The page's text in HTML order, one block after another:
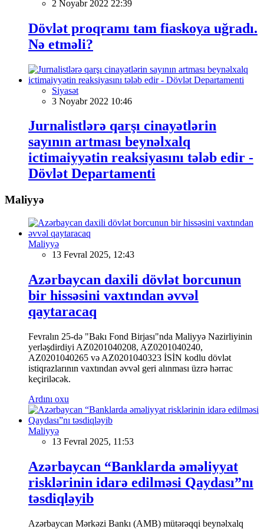
2 Noyabr 2022 22:39
Dövlət proqramı tam fiaskoya uğradı.
Nə etməli?
Siyasət
3 Noyabr 2022 10:46
Jurnalistlərə qarşı cinayətlərin
sayının artması beynəlxalq
ictimaiyyətin reaksiyasını tələb edir -
Dövlət Departamenti
Maliyyə
Maliyyə
13 Fevral 2025, 12:43
Azərbaycan daxili dövlət borcunun
bir hissəsini vaxtından əvvəl
qaytaracaq
Fevralın 25-də "Bakı Fond Birjası"nda Maliyyə Nazirliyinin
yerləşdirdiyi AZ0201040208, AZ0201040240,
AZ0201040265 və AZ0201040323 İSİN kodlu dövlət
istiqrazlarının vaxtından əvvəl geri alınması üzrə hərrac
keçiriləcək.
Ardını oxu
Maliyyə
13 Fevral 2025, 11:53
Azərbaycan “Banklarda əməliyyat
risklərinin idarə edilməsi Qaydası”nı
təsdiqləyib
Azərbaycan Mərkəzi Bankı (AMB) mütərəqqi beynəlxalq